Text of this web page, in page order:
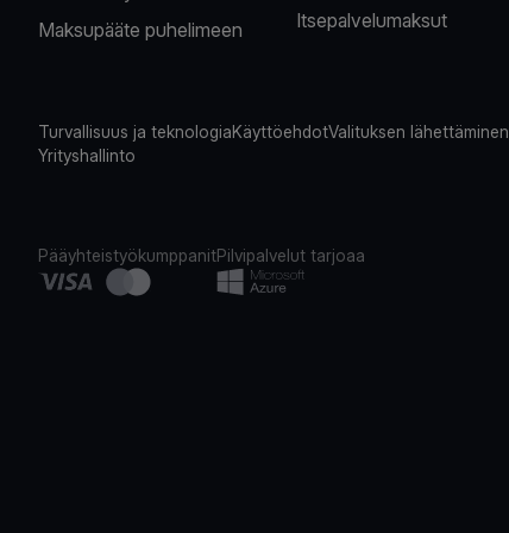
Maksupääte puhelimeen
Itsepalvelumaksut
Turvallisuus ja teknologiaKäyttöehdotValituksen lähettäminen
Yrityshallinto
PääyhteistyökumppanitPilvipalvelut tarjoaa